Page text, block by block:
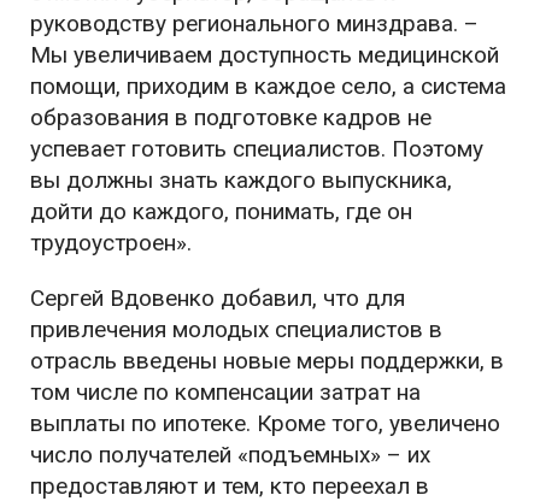
руководству регионального минздрава. –
Мы увеличиваем доступность медицинской
помощи, приходим в каждое село, а система
образования в подготовке кадров не
успевает готовить специалистов. Поэтому
вы должны знать каждого выпускника,
дойти до каждого, понимать, где он
трудоустроен».
Сергей Вдовенко добавил, что для
привлечения молодых специалистов в
отрасль введены новые меры поддержки, в
том числе по компенсации затрат на
выплаты по ипотеке. Кроме того, увеличено
число получателей «подъемных» – их
предоставляют и тем, кто переехал в